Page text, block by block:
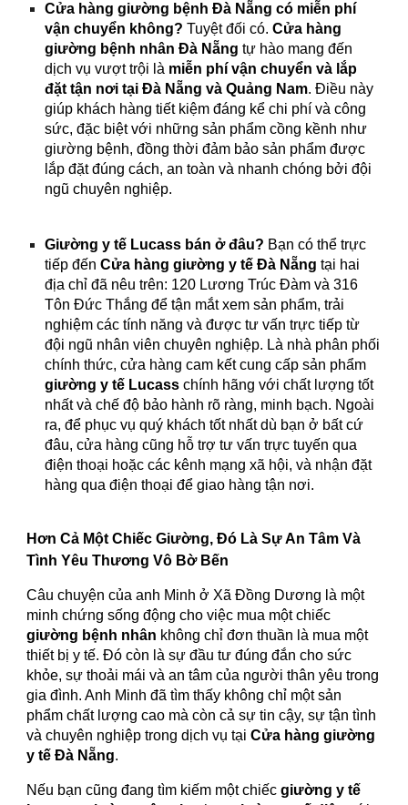
Cửa hàng giường bệnh Đà Nẵng có miễn phí
vận chuyển không? Tuyệt đối có.Cửa hàng
giường bệnh nhân Đà Nẵng tự hào mang đến
dịch vụ vượt trội là miễn phí vận chuyển và lắp
đặt tận nơi tại Đà Nẵng và Quảng Nam. Điều này
giúp khách hàng tiết kiệm đáng kể chi phí và công
sức, đặc biệt với những sản phẩm cồng kềnh như
giường bệnh, đồng thời đảm bảo sản phẩm được
lắp đặt đúng cách, an toàn và nhanh chóng bởi đội
ngũ chuyên nghiệp.
Giường y tế Lucass bán ở đâu? Bạn có thể trực
tiếp đếnCửa hàng giường y tế Đà Nẵng tại hai
địa chỉ đã nêu trên: 120 Lương Trúc Đàm và 316
Tôn Đức Thắng để tận mắt xem sản phẩm, trải
nghiệm các tính năng và được tư vấn trực tiếp từ
đội ngũ nhân viên chuyên nghiệp. Là nhà phân phối
chính thức, cửa hàng cam kết cung cấp sản phẩm
giường y tế Lucass chính hãng với chất lượng tốt
nhất và chế độ bảo hành rõ ràng, minh bạch. Ngoài
ra, để phục vụ quý khách tốt nhất dù bạn ở bất cứ
đâu, cửa hàng cũng hỗ trợ tư vấn trực tuyến qua
điện thoại hoặc các kênh mạng xã hội, và nhận đặt
hàng qua điện thoại để giao hàng tận nơi.
Hơn Cả Một Chiếc Giường, Đó Là Sự An Tâm Và
Tình Yêu Thương Vô Bờ Bến
Câu chuyện của anh Minh ở Xã Đồng Dương là một
minh chứng sống động cho việc mua một chiếc
giường bệnh nhân không chỉ đơn thuần là mua một
thiết bị y tế. Đó còn là sự đầu tư đúng đắn cho sức
khỏe, sự thoải mái và an tâm của người thân yêu trong
gia đình. Anh Minh đã tìm thấy không chỉ một sản
phẩm chất lượng cao mà còn cả sự tin cậy, sự tận tình
và chuyên nghiệp trong dịch vụ tạiCửa hàng giường
y tế Đà Nẵng.
Nếu bạn cũng đang tìm kiếm một chiếcgiường y tế